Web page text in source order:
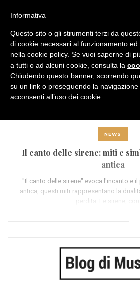
TAG: evocazione
NEWS
Il canto delle sirene: miti e
antica
"Il canto delle sirene" evoca l'incanto e
antica, questi miti rappresentano la
perdita. Le sirene, con
Informativa
Questo sito o gli strumenti terzi da
di cookie necessari al funzionamento
nella cookie policy. Se vuoi saperne di
a tutti o ad alcuni cookie, consulta la
Chiudendo questo banner, scorrendo
su un link o proseguendo la navigazione
acconsenti all’uso dei cookie.